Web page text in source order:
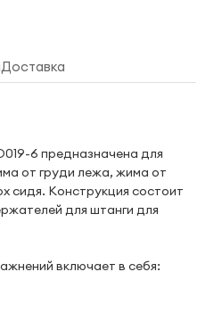
Доставка
6 предназначена для
от груди лежа, жима от
сидя. Конструкция состоит
для штанги для
включает в себя: